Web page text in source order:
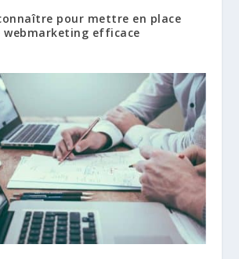
pour mettre en place
efficace